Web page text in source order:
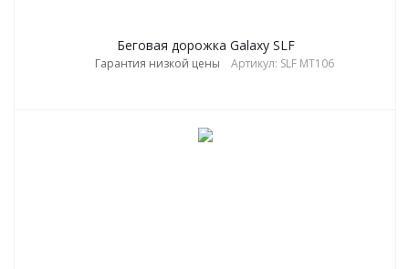
Беговая дорожка Galaxy SLF
Гарантия низкой цены Артикул: SLF MT106